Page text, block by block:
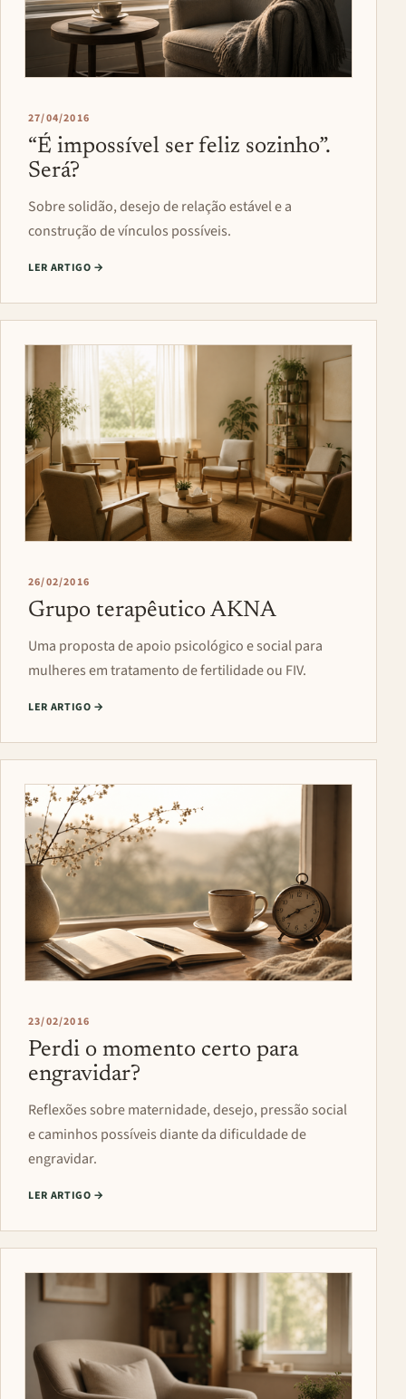
27/04/2016
“É impossível ser feliz sozinho”.
Será?
Sobre solidão, desejo de relação estável e a
construção de vínculos possíveis.
LER ARTIGO →
26/02/2016
Grupo terapêutico AKNA
Uma proposta de apoio psicológico e social para
mulheres em tratamento de fertilidade ou FIV.
LER ARTIGO →
23/02/2016
Perdi o momento certo para
engravidar?
Reflexões sobre maternidade, desejo, pressão social
e caminhos possíveis diante da dificuldade de
engravidar.
LER ARTIGO →